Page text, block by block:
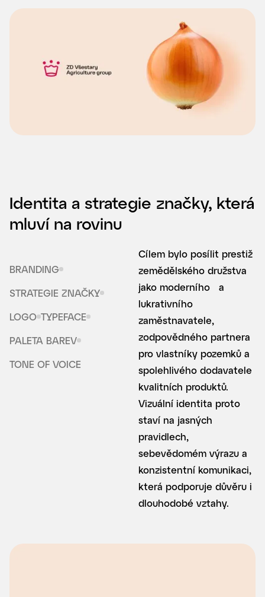
Identita a strategie značky, která
mluví na rovinu
BRANDING
STRATEGIE ZNAČKY
LOGO TYPEFACE
PALETA BAREV
TONE OF VOICE
Cílem bylo posílit prestiž
zemědělského družstva
jako moderního a
lukrativního
zaměstnavatele,
zodpovědného partnera
pro vlastníky pozemků a
spolehlivého dodavatele
kvalitních produktů.
Vizuální identita proto
staví na jasných
pravidlech,
sebevědomém výrazu a
konzistentní komunikaci,
která podporuje důvěru i
dlouhodobé vztahy.